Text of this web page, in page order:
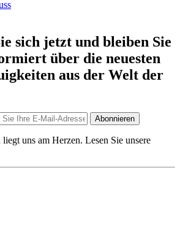
sich jetzt und bleiben Sie
über die neuesten
aus der Welt der
Abonnieren
uns am Herzen. Lesen Sie unsere